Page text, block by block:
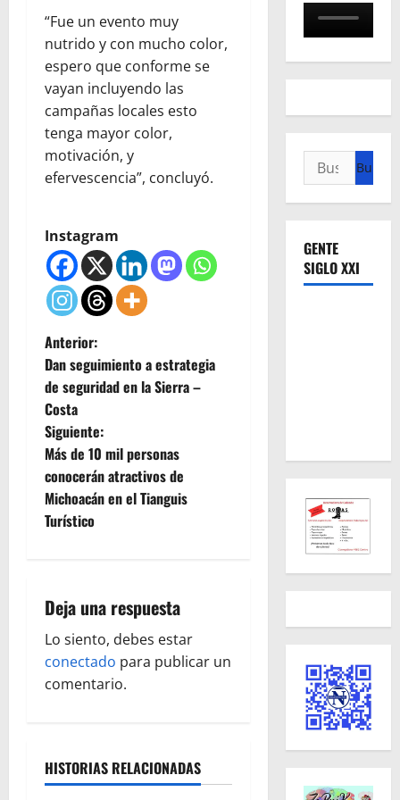
“Fue un evento muy
nutrido y con mucho color,
espero que conforme se
vayan incluyendo las
campañas locales esto
tenga mayor color,
motivación, y
efervescencia”, concluyó.
Instagram
N
a
v
e
g
a
i
ó
n
e
Anterior:
Dan seguimiento a estrategia
de seguridad en la Sierra –
Costa
Siguiente:
Más de 10 mil personas
conocerán atractivos de
Michoacán en el Tianguis
Turístico
Deja una respuesta
Lo siento, debes estar
conectado para publicar un
comentario.
HISTORIAS RELACIONADAS
Buscar:
GENTE
SIGLO XXI